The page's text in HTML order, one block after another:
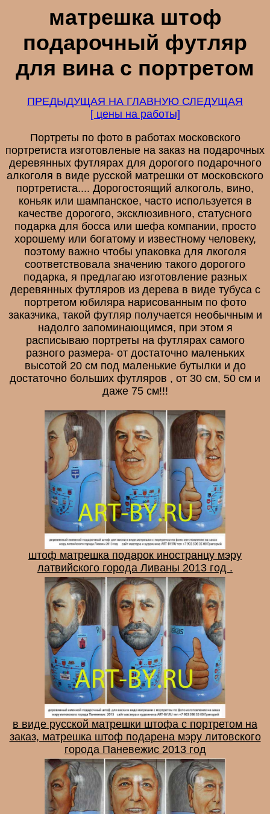
матрешка штоф
подарочный футляр
для вина с портретом
ПРЕДЫДУЩАЯ НА ГЛАВНУЮ СЛЕДУЩАЯ
[ цены на работы]
Портреты по фото в работах московского
портретиста изготовленые на заказ на подарочных
деревянных футлярах для дорогого подарочного
алкоголя в виде русской матрешки от московского
портретиста.... Дорогостоящий алкоголь, вино,
коньяк или шампанское, часто используется в
качестве дорогого, эксклюзивного, статусного
подарка для босса или шефа компании, просто
хорошему или богатому и известному человеку,
поэтому важно чтобы упаковка для лкоголя
соответствовала значению такого дорогого
подарка, я предлагаю изготовление разных
деревянных футляров из дерева в виде тубуса с
портретом юбиляра нарисованным по фото
заказчика, такой футляр получается необычным и
надолго запоминающимся, при этом я
расписываю портреты на футлярах самого
разного размера- от достаточно маленьких
высотой 20 см под маленькие бутылки и до
достаточно больших футляров , от 30 см, 50 см и
даже 75 см!!!
штоф матрешка подарок иностранцу мэру
латвийского города Ливаны 2013 год .
в виде русской матрешки штофа с портретом на
заказ, матрешка штоф подарена мэру литовского
города Паневежис 2013 год